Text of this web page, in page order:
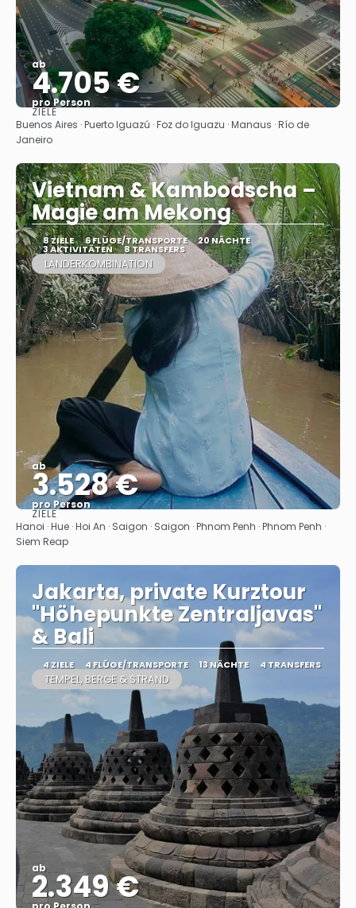
ab
4.705 €
pro Person
Sehen
ZIELE
Buenos Aires · Puerto Iguazú · Foz do Iguazu · Manaus · Río de
Janeiro
Vietnam & Kambodscha –
Magie am Mekong
8 ZIELE 6 FLÜGE/TRANSPORTE 20 NÄCHTE
3 AKTIVITÄTEN 8 TRANSFERS
LÄNDERKOMBINATION
ab
3.528 €
pro Person
Sehen
ZIELE
Hanoi · Hue · Hoi An · Saigon · Saigon · Phnom Penh · Phnom Penh ·
Siem Reap
Jakarta, private Kurztour
"Höhepunkte Zentraljavas"
& Bali
4 ZIELE 4 FLÜGE/TRANSPORTE 13 NÄCHTE 4 TRANSFERS
TEMPEL, BERGE & STRAND
ab
2.349 €